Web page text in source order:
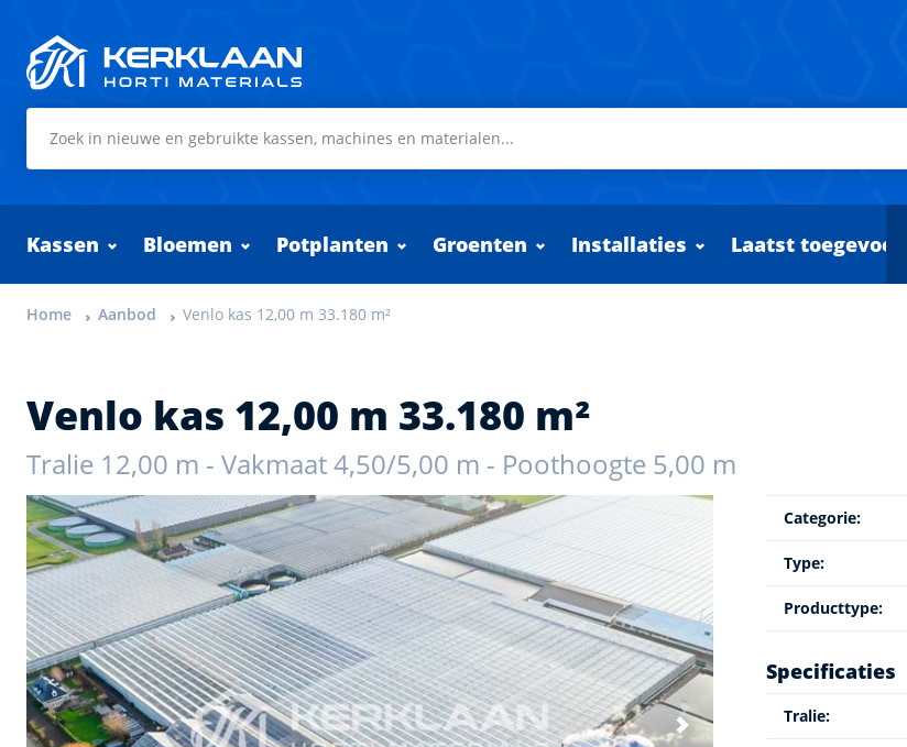
Kassen Bloemen Potplanten Groenten Installaties Laatst toegevoegd
Home Aanbod Venlo kas 12,00 m 33.180 m²
Venlo kas 12,00 m 33.180 m²
Tralie 12,00 m - Vakmaat 4,50/5,00 m - Poothoogte 5,00 m
Categorie:
Type:
Producttype:
Specificaties
Tralie: